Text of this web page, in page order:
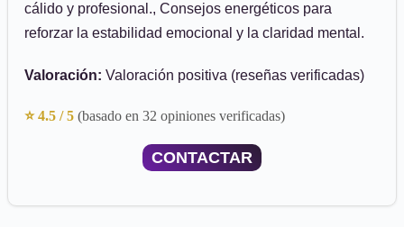
cálido y profesional., Consejos energéticos para
reforzar la estabilidad emocional y la claridad mental.
Valoración: Valoración positiva (reseñas verificadas)
⭐ 4.5 / 5 (basado en 32 opiniones verificadas)
CONTACTAR